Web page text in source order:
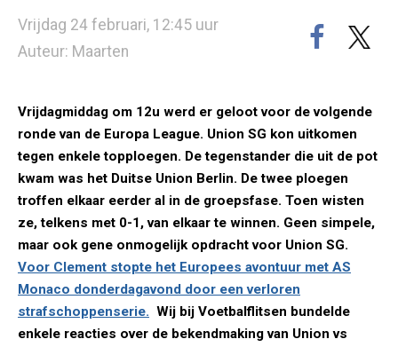
Vrijdag 24 februari, 12:45 uur
Auteur: Maarten
Vrijdagmiddag om 12u werd er geloot voor de volgende
ronde van de Europa League. Union SG kon uitkomen
tegen enkele topploegen. De tegenstander die uit de pot
kwam was het Duitse Union Berlin. De twee ploegen
troffen elkaar eerder al in de groepsfase. Toen wisten
ze, telkens met 0-1, van elkaar te winnen. Geen simpele,
maar ook gene onmogelijk opdracht voor Union SG.
Voor Clement stopte het Europees avontuur met AS
Monaco donderdagavond door een verloren
strafschoppenserie. Wij bij Voetbalflitsen bundelde
enkele reacties over de bekendmaking van Union vs